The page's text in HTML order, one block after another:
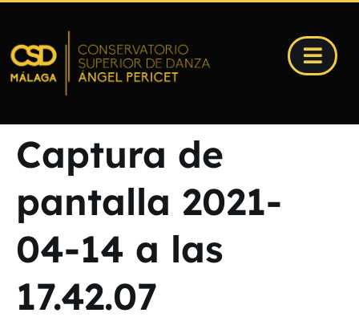
Captura de
pantalla 2021-
04-14 a las
17.42.07